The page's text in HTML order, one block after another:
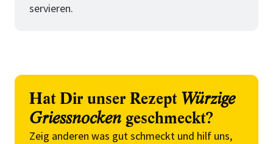
servieren.
Hat Dir unser Rezept Würzige
Griessnocken geschmeckt?
Zeig anderen was gut schmeckt und hilf uns,